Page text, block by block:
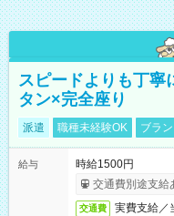
スピードよりも丁寧
タン×完全座り
派遣 職種未経験OK ブラ
給与
時給1500円
交通費別途支給
交通費
実費支給／